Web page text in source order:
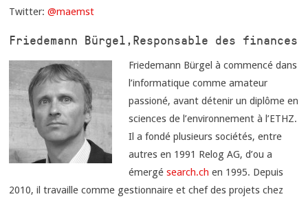
Twitter:@maemst
Friedemann Bürgel, Responsable des finances
Friedemann Bürgel à commencé dans
l’informatique comme amateur
passioné, avant détenir un diplôme en
sciences de l’environnement à l’ETHZ.
Il a fondé plusieurs sociétés, entre
autres en 1991 Relog AG, d’ou a
émergésearch.ch en 1995. Depuis
2010, il travaille comme gestionnaire et chef des projets chez